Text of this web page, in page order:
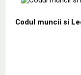
Codul muncii si